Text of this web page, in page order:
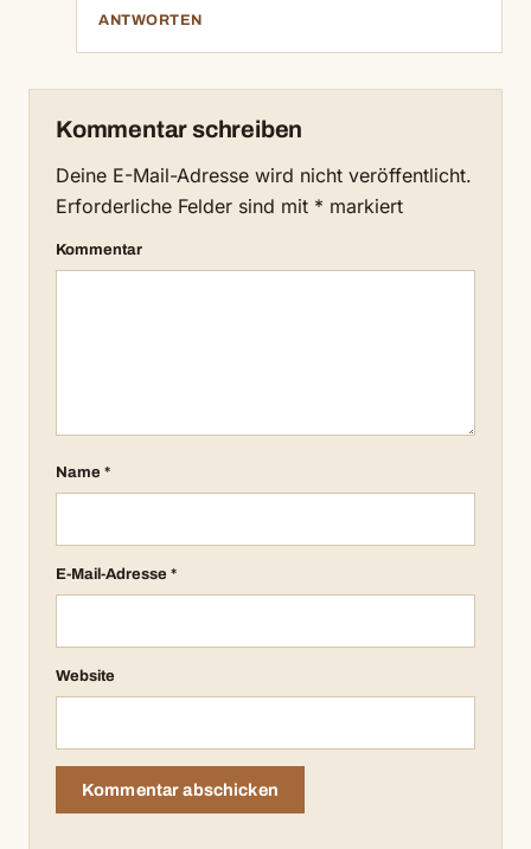
ANTWORTEN
Kommentar schreiben
Deine E-Mail-Adresse wird nicht veröffentlicht.
Erforderliche Felder sind mit * markiert
Kommentar
Name *
E-Mail-Adresse *
Website